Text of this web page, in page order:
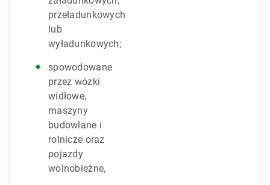
przeładunkowych
lub
wyładunkowych;
spowodowane
przez wózki
widłowe,
maszyny
budowlane i
rolnicze oraz
pojazdy
wolnobieżne,